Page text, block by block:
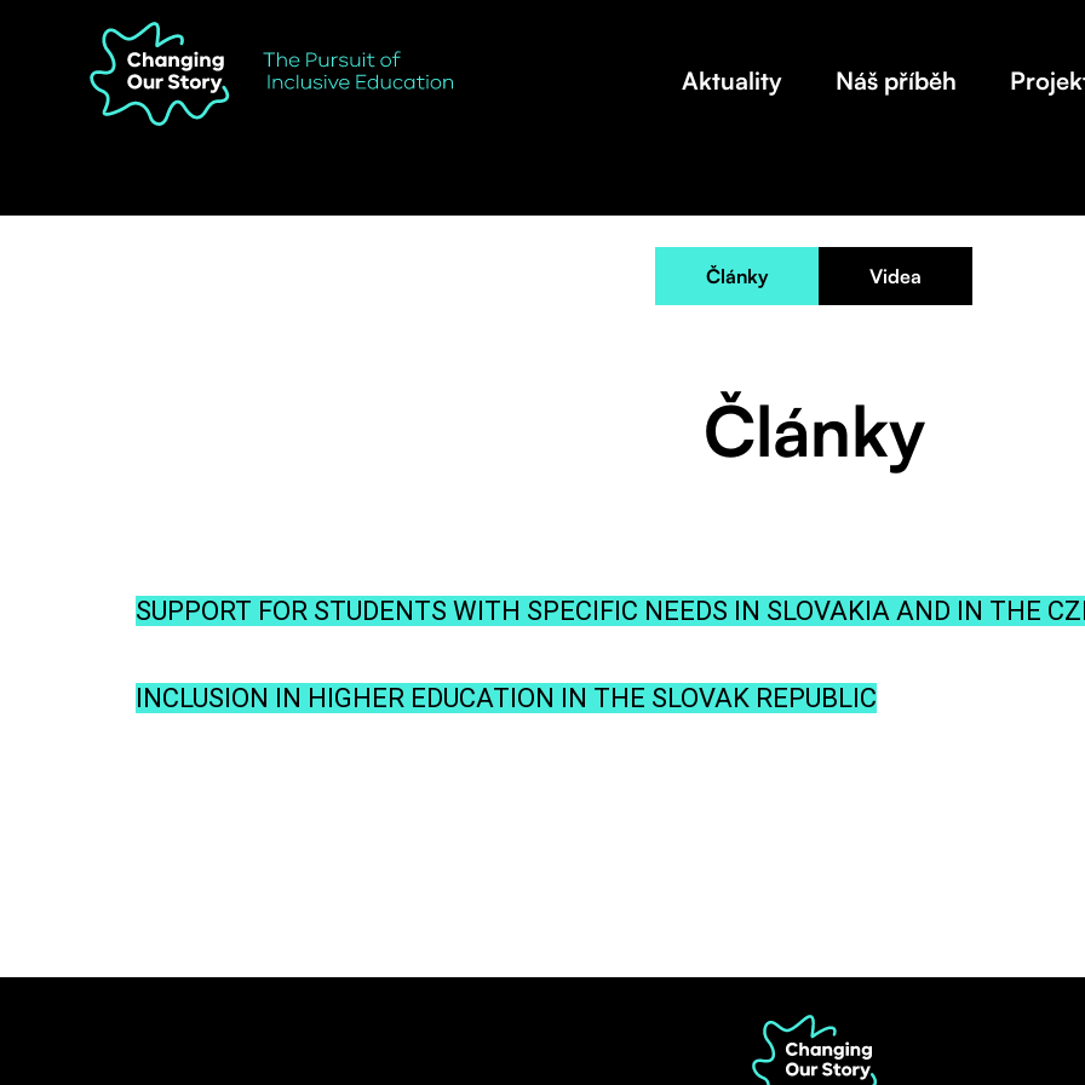
Aktuality Náš příběh
Články Videa
Články
SUPPORT FOR STUDENTS WITH SPECIFIC NEEDS IN SLOVAKIA AND IN THE
INCLUSION IN HIGHER EDUCATION IN THE SLOVAK REPUBLIC